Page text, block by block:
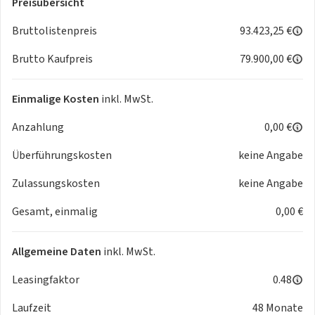
Westfalia Nugget Ausbau
Aufstelldach mit Schlafplätzen
Küchenmodul mit Spüle, Kocher & Kühlbox
Multifunktionstisch
170 PS Diesel
Automatikgetriebe
Adaptive Geschwindigkeitsregelanlage (ACC mit Stop&Go)
Apple CarPlay & Android Auto
Rückfahrkamera + Parkpilot vorne & hinten
Totwinkel-Assistent + Spurhalteassistent
Bruttolistenpreis
93.423,25 €
Brutto Kaufpreis
79.900,00 €
Einmalige Kosten inkl. MwSt.
Anzahlung
0,00 €
Überführungskosten
keine Angabe
Zulassungskosten
keine Angabe
Gesamt, einmalig
0,00 €
Allgemeine Daten inkl. MwSt.
Leasingfaktor
0.48
Laufzeit
48 Monate